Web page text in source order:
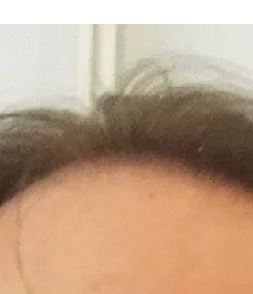
approccio olistico. Oltre alla formazione artistica in
Accademia e ai percorsi di laurea Triennale presso
Università di Trento e Magistrale in Psicologia per la F